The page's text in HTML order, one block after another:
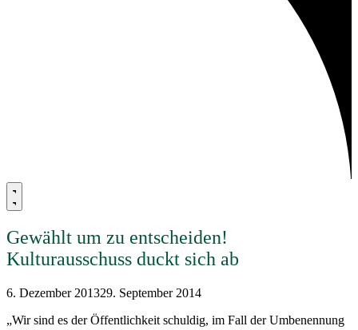
Gewählt um zu entscheiden!
Kulturausschuss duckt sich ab
6. Dezember 201329. September 2014
„Wir sind es der Öffentlichkeit schuldig, im Fall der Umbenennung